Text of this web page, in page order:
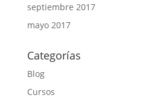
septiembre 2017
mayo 2017
Categorías
Blog
Cursos